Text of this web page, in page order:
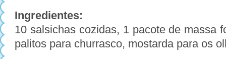
Ingredientes:
10 salsichas cozidas, 1 pacote de massa
palitos para churrasco, mostarda para os